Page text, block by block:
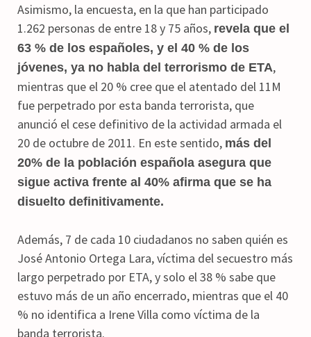
Asimismo, la encuesta, en la que han participado
1.262 personas de entre 18 y 75 años, revela que el
63 % de los españoles, y el 40 % de los
jóvenes, ya no habla del terrorismo de ETA,
mientras que el 20 % cree que el atentado del 11M
fue perpetrado por esta banda terrorista, que
anunció el cese definitivo de la actividad armada el
20 de octubre de 2011. En este sentido, más del
20% de la población española asegura que
sigue activa frente al 40% afirma que se ha
disuelto definitivamente.
Además, 7 de cada 10 ciudadanos no saben quién es
José Antonio Ortega Lara, víctima del secuestro más
largo perpetrado por ETA, y solo el 38 % sabe que
estuvo más de un año encerrado, mientras que el 40
% no identifica a Irene Villa como víctima de la
banda terrorista.